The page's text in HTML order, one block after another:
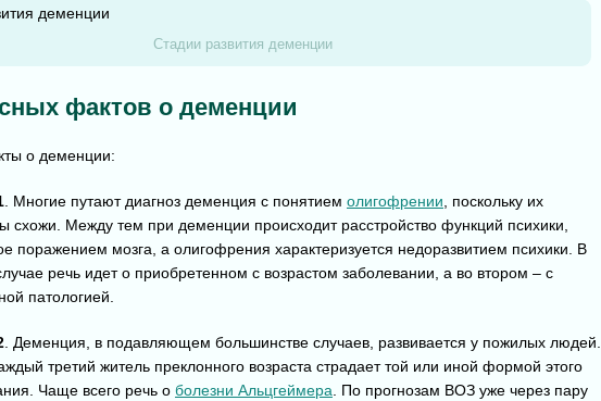
Стадии развития деменции
фактов о деменции
о деменции:
. Многие путают диагноз деменция с понятием олигофрении, поскольку их
схожи. Между тем при деменции происходит расстройство функций психики,
поражением мозга, а олигофрения характеризуется недоразвитием психики. В
речь идет о приобретенном с возрастом заболевании, а во втором – с
патологией.
. Деменция, в подавляющем большинстве случаев, развивается у пожилых людей.
третий житель преклонного возраста страдает той или иной формой этого
Чаще всего речь о болезни Альцгеймера. По прогнозам ВОЗ уже через пару